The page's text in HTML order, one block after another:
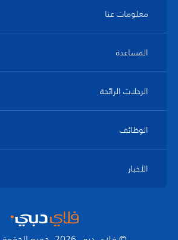
معلومات عنا
المساعدة
الرحلات الرائجة
الوظائف
الأخبار